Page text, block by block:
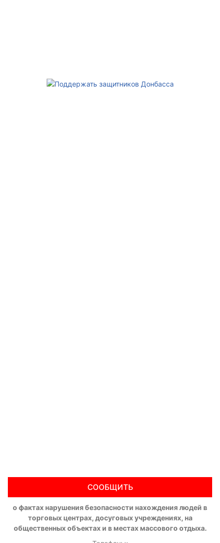
СООБЩИТЬ
о фактах нарушения безопасности нахождения людей в
торговых центрах, досуговых учреждениях, на
общественных объектах и в местах массового отдыха.